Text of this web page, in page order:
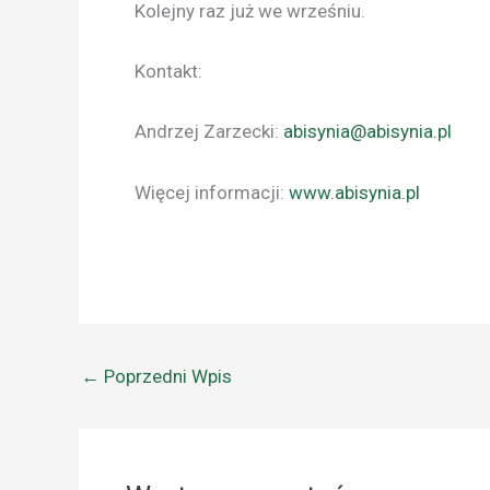
Kolejny raz już we wrześniu.
Kontakt:
Andrzej Zarzecki: abisynia@abisynia.pl
Więcej informacji: www.abisynia.pl
← Poprzedni Wpis